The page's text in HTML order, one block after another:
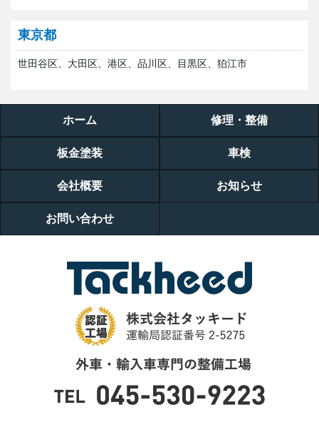
東京都
世田谷区、大田区、港区、品川区、目黒区、狛江市
ホーム 修理・整備
板金塗装 車検
会社概要 お知らせ
お問い合わせ